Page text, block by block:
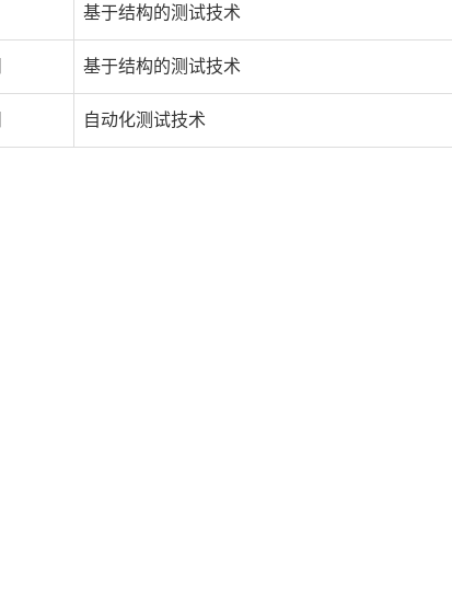
基于结构的测试技术
基于结构的测试技术
自动化测试技术